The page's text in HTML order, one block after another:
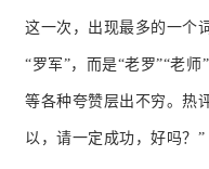
这一次，出现最多的一个
“罗军”，而是“老罗”“老师
等各种夸赞层出不穷。热
以，请一定成功，好吗？ ”